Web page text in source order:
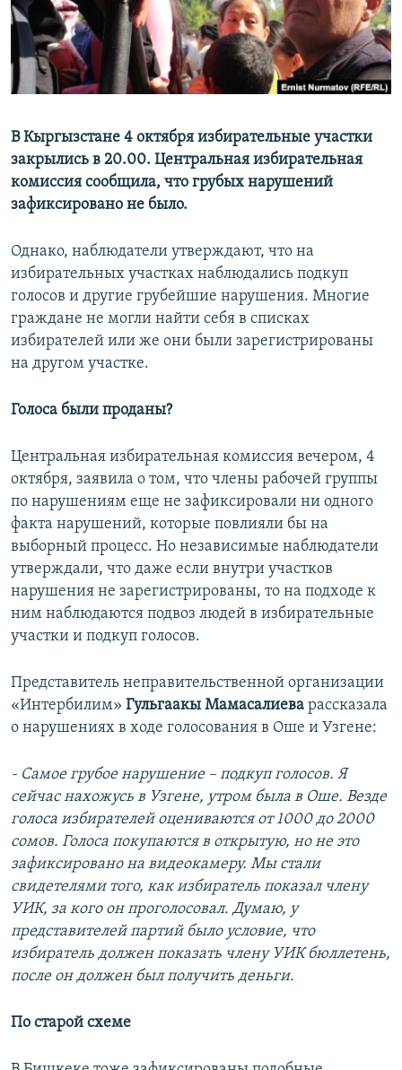
В Кыргызстане 4 октября избирательные участки
закрылись в 20.00. Центральная избирательная
комиссия сообщила, что грубых нарушений
зафиксировано не было.
Однако, наблюдатели утверждают, что на
избирательных участках наблюдались подкуп
голосов и другие грубейшие нарушения. Многие
граждане не могли найти себя в списках
избирателей или же они были зарегистрированы
на другом участке.
Голоса были проданы?
Центральная избирательная комиссия вечером, 4
октября, заявила о том, что члены рабочей группы
по нарушениям еще не зафиксировали ни одного
факта нарушений, которые повлияли бы на
выборный процесс. Но независимые наблюдатели
утверждали, что даже если внутри участков
нарушения не зарегистрированы, то на подходе к
ним наблюдаются подвоз людей в избирательные
участки и подкуп голосов.
Представитель неправительственной организации
«Интербилим» Гульгаакы Мамасалиева рассказала
о нарушениях в ходе голосования в Оше и Узгене:
- Самое грубое нарушение – подкуп голосов. Я
сейчас нахожусь в Узгене, утром была в Оше. Везде
голоса избирателей оцениваются от 1000 до 2000
сомов. Голоса покупаются в открытую, но не это
зафиксировано на видеокамеру. Мы стали
свидетелями того, как избиратель показал члену
УИК, за кого он проголосовал. Думаю, у
представителей партий было условие, что
избиратель должен показать члену УИК бюллетень,
после он должен был получить деньги.
По старой схеме